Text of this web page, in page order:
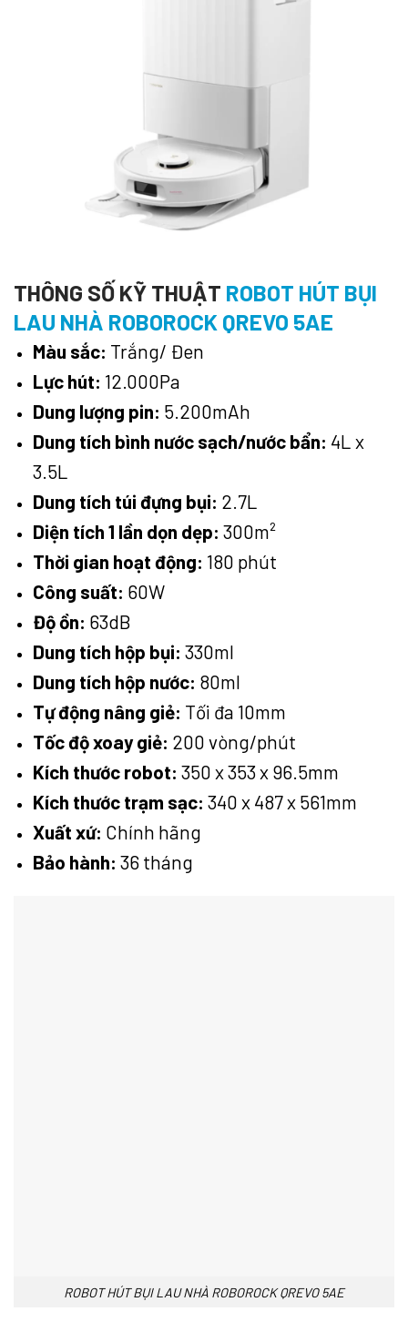
THÔNG SỐ KỸ THUẬT ROBOT HÚT BỤI
LAU NHÀ ROBOROCK QREVO 5AE
Màu sắc: Trắng/ Đen
Lực hút: 12.000Pa
Dung lượng pin: 5.200mAh
Dung tích bình nước sạch/nước bẩn: 4L x
3.5L
Dung tích túi đựng bụi: 2.7L
Diện tích 1 lần dọn dẹp: 300m²
Thời gian hoạt động: 180 phút
Công suất: 60W
Độ ồn: 63dB
Dung tích hộp bụi: 330ml
Dung tích hộp nước: 80ml
Tự động nâng giẻ: Tối đa 10mm
Tốc độ xoay giẻ: 200 vòng/phút
Kích thước robot: 350 x 353 x 96.5mm
Kích thước trạm sạc: 340 x 487 x 561mm
Xuất xứ: Chính hãng
Bảo hành: 36 tháng
ROBOT HÚT BỤI LAU NHÀ ROBOROCK QREVO 5AE